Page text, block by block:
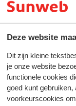
Deze website
Dit zijn kleine
je onze website
functionele cookies
goed kunt
voorkeurscookies
voor deze